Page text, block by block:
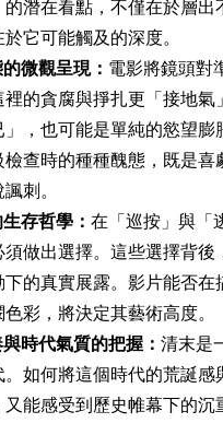
的潛在看點，不僅在於層
它可能觸及的深度。
微觀呈現： 電影將鏡頭對
裡的貪腐與掙扎更「接地
」，也可能是單純的慾望膨
查時的種種醜態，既是喜
刺。
存哲學： 在「巡按」與「
做出選擇。這些選擇背後
的真實展露。影片能否在
彩，將決定其藝術高度。
時代氣質的把握： 清末是
。如何將這個時代的荒誕
能感受到歷史帷幕下的沉